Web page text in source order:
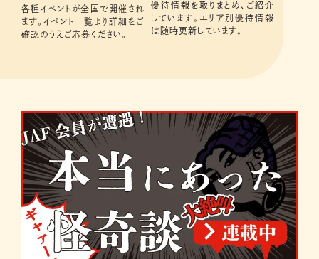
各種イベントが全国で開催され
ます。イベント一覧より詳細をご
確認のうえご応募ください。
優待情報を取りまとめ、ご紹介
しています。エリア別優待情報
は随時更新しています。